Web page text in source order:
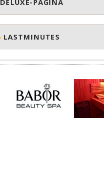
DELUXE-PAGINA
LASTMINUTES